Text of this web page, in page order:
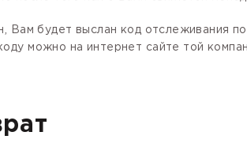
Вам будет выслан код отслеживания
можно на интернет сайте той